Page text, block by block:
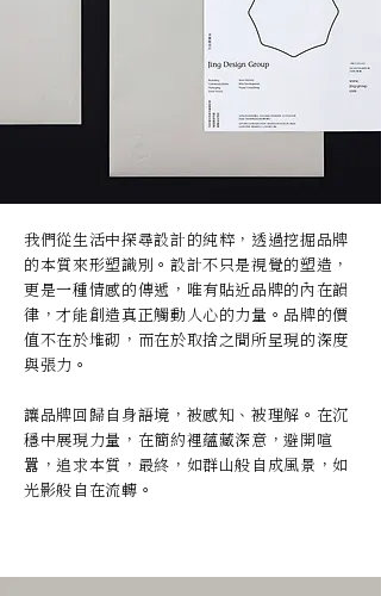
我們從生活中探尋設計的純粹，透過挖掘品牌
的本質來形塑識別。設計不只是視覺的塑造，
更是一種情感的傳遞，唯有貼近品牌的內在韻
律，才能創造真正觸動人心的力量。 品牌的價
值不在於堆砌，而在於取捨之間所呈現的深度
與張力。
讓品牌回歸自身語境，被感知、被理解。在沉
穩中展現力量，在簡約裡蘊藏深意，避開喧
囂，追求本質，最終，如群山般自成風景，如
光影般自在流轉。